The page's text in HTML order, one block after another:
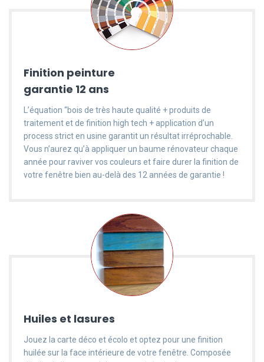
Finition peinture
garantie 12 ans
L’équation “bois de très haute qualité + produits de
traitement et de finition high tech + application d’un
process strict en usine garantit un résultat irréprochable.
Vous n’aurez qu’à appliquer un baume rénovateur chaque
année pour raviver vos couleurs et faire durer la finition de
votre fenêtre bien au-delà des 12 années de garantie !
Huiles et lasures
Jouez la carte déco et écolo et optez pour une finition
huilée sur la face intérieure de votre fenêtre. Composée